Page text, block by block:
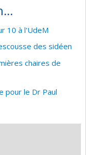
10 à l'UdeM
des sidéen
chaires de
pour le Dr Paul